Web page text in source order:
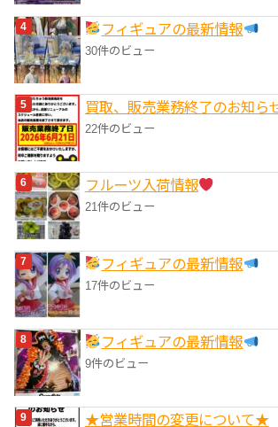
フィギュアの最新情報
30件のビュー
買取、販売業務終了のお知ら
22件のビュー
フルーツ入荷情報
21件のビュー
フィギュアの最新情報
17件のビュー
フィギュアの最新情報
9件のビュー
★営業時間の変更について★